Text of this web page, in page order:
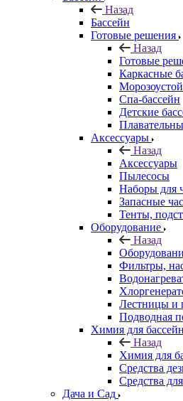
Назад
Бассейн
Готовые решения
Назад
Готовые
Каркасные
Спа-бассейн
Детские
Аксессуары
Назад
Аксессуары
Пылесосы
Наборы для
Запасные
Тенты,
Оборудование
Назад
Фильтры,
Лестницы и
Подводная
Химия для
Назад
Химия для
Средства
Средства
Дача и Сад